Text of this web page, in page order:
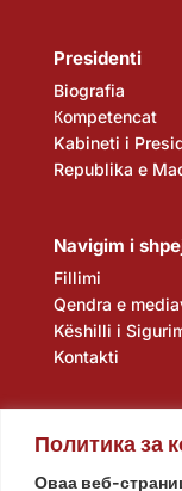
Политика за
Оваа веб-
Presidenti
Biografia
Кompetencat
Kabineti i
Republika e
Navigim i
Fillimi
Qendra e
Këshilli i
Kontakti